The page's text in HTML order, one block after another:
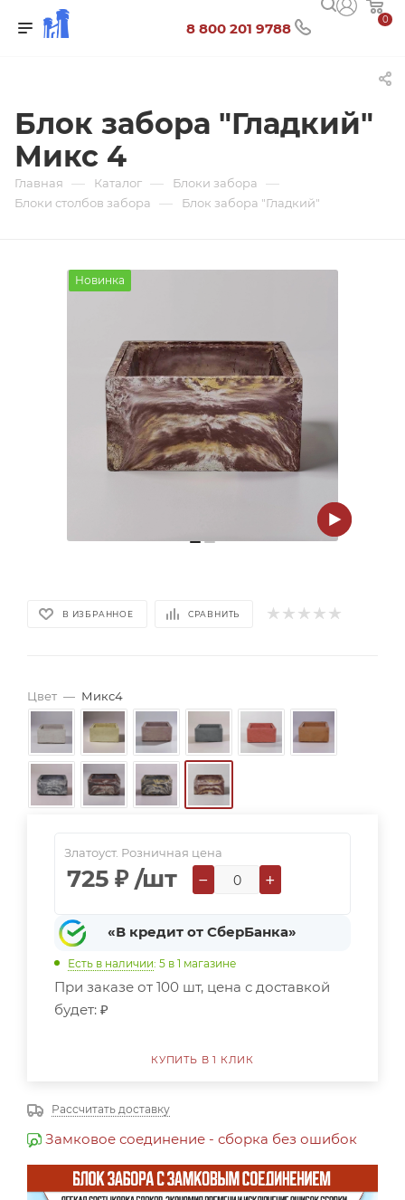
0
8 800 201 9788
Блок забора "Гладкий"
Микс 4
Главная — Каталог — Блоки забора —
Блоки столбов забора — Блок забора "Гладкий"
Новинка
В ИЗБРАННОЕ СРАВНИТЬ
Цвет — Микс4
Златоуст. Розничная цена
725 ₽ /шт − +
«В кредит от СберБанка»
Есть в наличии: 5 в 1 магазине
При заказе от 100 шт, цена с доставкой
будет: ₽
КУПИТЬ В 1 КЛИК
Рассчитать доставку
Замковое соединение - сборка без ошибок